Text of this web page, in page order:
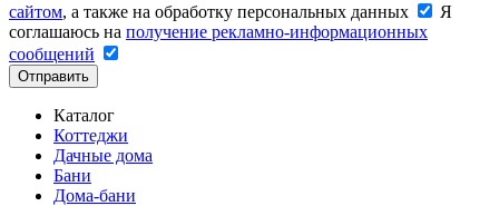
сайтом, а также на обработку персональных данных
Я
соглашаюсь на получение рекламно-информационных
сообщений
Отправить
Каталог
Коттеджи
Дачные дома
Бани
Дома-бани